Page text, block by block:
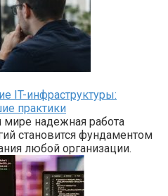
IT-инфраструктуры:
практики
надежная работа
становится фундаментом
любой организации.